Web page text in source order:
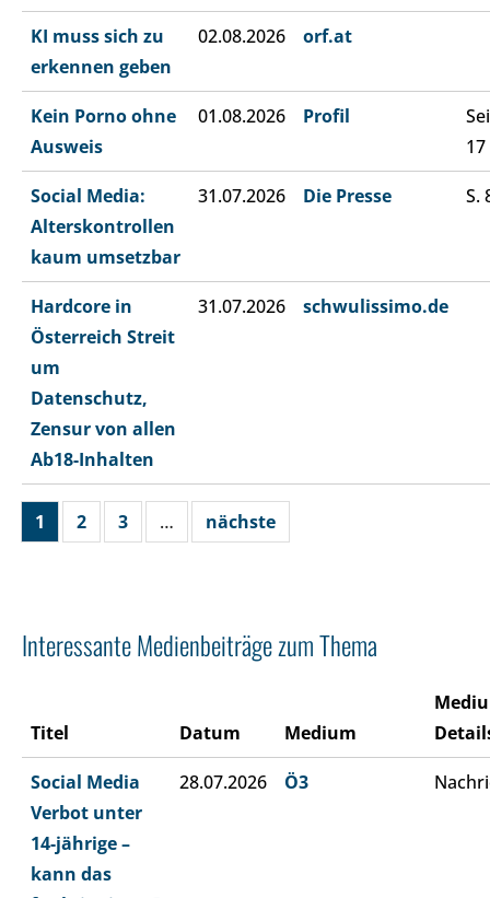
KI muss sich zu
erkennen geben
02.08.2026 orf.at
Kein Porno ohne
Ausweis
01.08.2026 Profil
17
Social Media:
Alterskontrollen
kaum umsetzbar
31.07.2026 Die Presse S.
Hardcore in
Österreich Streit
um
Datenschutz,
Zensur von allen
Ab18-Inhalten
31.07.2026 schwulissimo.de
1 2 3 … nächste
Interessante Medienbeiträge zum Thema
Titel Datum Medium
Social Media
Verbot unter
14-jährige –
kann das
28.07.2026 Ö3